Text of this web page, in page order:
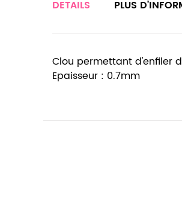
DETAILS
Clou permettant d'enfiler
Epaisseur : 0.7mm
PLUS